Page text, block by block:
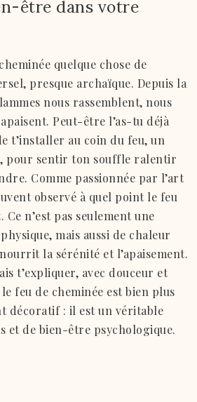
être dans votre
quelque chose de
presque archaïque. Depuis la
nous rassemblent, nous
Peut-être l’as-tu déjà
t’installer au coin du feu, un
pour sentir ton souffle ralentir
Comme passionnée par l’art
observé à quel point le feu
n’est pas seulement une
mais aussi de chaleur
la sérénité et l’apaisement.
t’expliquer, avec douceur et
feu de cheminée est bien plus
décoratif : il est un véritable
et de bien-être psychologique.